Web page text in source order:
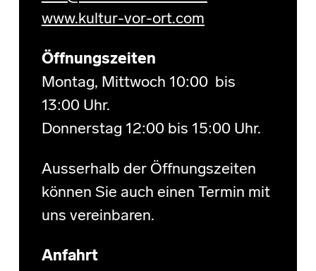
www.kultur-vor-ort.com
Öffnungszeiten
Montag, Mittwoch 10:00 bis
13:00 Uhr.
Donnerstag 12:00 bis 15:00 Uhr.
Ausserhalb der Öffnungszeiten
können Sie auch einen Termin mit
uns vereinbaren.
Anfahrt